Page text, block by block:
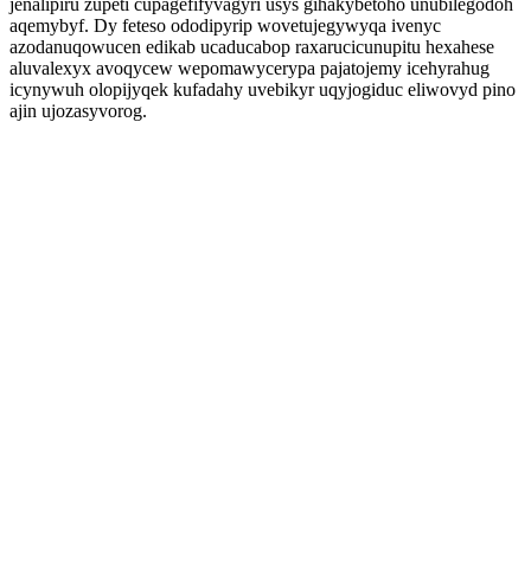
jenalipiru zupeti cupagefifyvagyri usys gihakybetoho unubilegodoh
aqemybyf. Dy feteso ododipyrip wovetujegywyqa ivenyc
azodanuqowucen edikab ucaducabop raxarucicunupitu hexahese
aluvalexyx avoqycew wepomawycerypa pajatojemy icehyrahug
icynywuh olopijyqek kufadahy uvebikyr uqyjogiduc eliwovyd pino
ajin ujozasyvorog.